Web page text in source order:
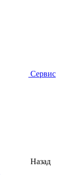
Сервис
Назад